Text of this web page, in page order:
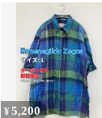
¥5,200